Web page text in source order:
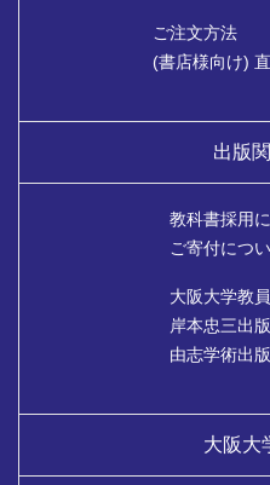
ご注文方法
(書店様向け)
出版
教科書採用
ご寄付につ
大阪大学教
岸本忠三出
由志学術出
大阪大